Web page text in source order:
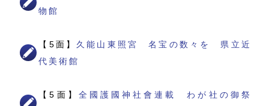
物館
【5面】 久能山東照宮 名宝の数々を 県立近
代美術館
【5面】 全國護國神社會連載 わが社の御祭